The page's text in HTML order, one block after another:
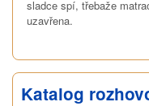
sladce spí, třebaže
uzavřena.
Katalog